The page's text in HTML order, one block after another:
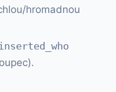
hromadnou